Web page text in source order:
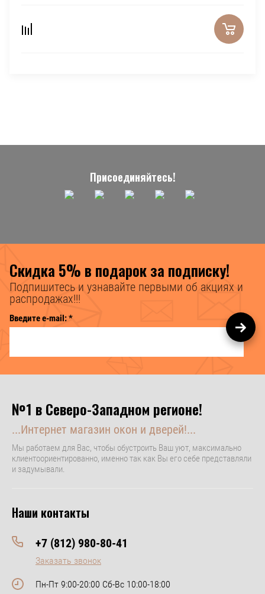
Присоединяйтесь!
Скидка 5% в подарок за подписку!
Подпишитесь и узнавайте первыми об акциях и
распродажах!!!
Введите e-mail:*
№1 в Северо-Западном регионе!
...Интернет магазин окон и дверей!...
Мы работаем для Вас, чтобы обустроить Ваш уют, максимально
клиентоориентированно, именно так как Вы его себе представляли
и задумывали.
Наши контакты
+7 (812) 980-80-41
Заказать звонок
Пн-Пт 9:00-20:00 Сб-Вс 10:00-18:00